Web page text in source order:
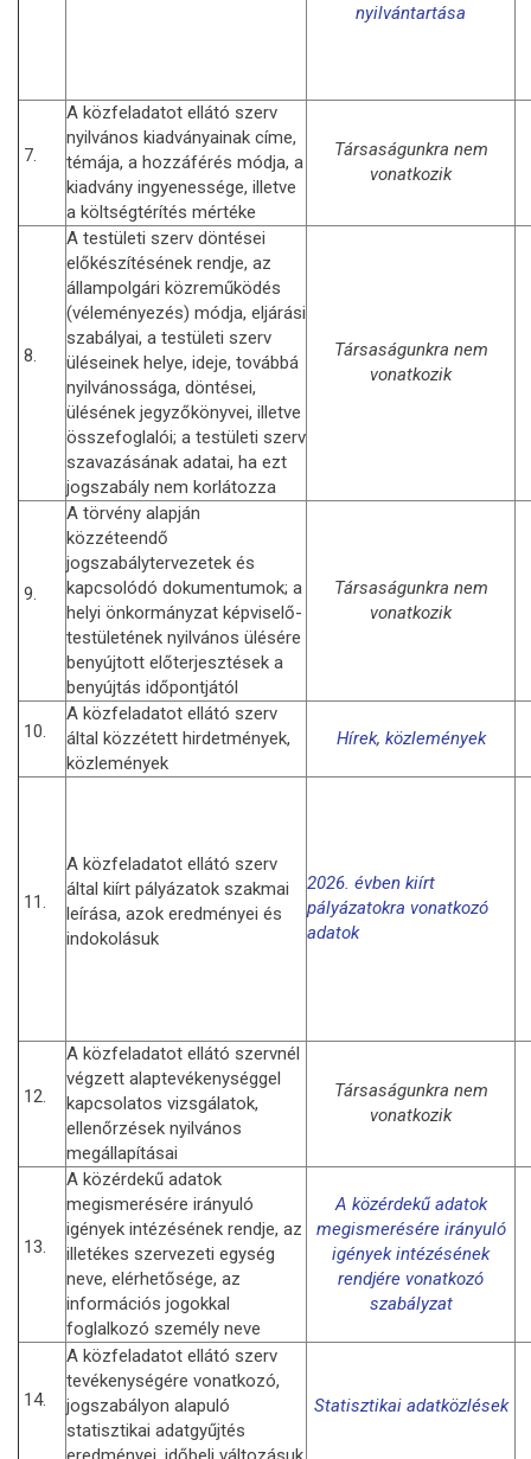
nyilvántartása
7.
A közfeladatot ellátó szerv
nyilvános kiadványainak címe,
témája, a hozzáférés módja, a
kiadvány ingyenessége, illetve
a költségtérítés mértéke
Társaságunkra nem
vonatkozik
8.
A testületi szerv döntései
előkészítésének rendje, az
állampolgári közreműködés
(véleményezés) módja, eljárási
szabályai, a testületi szerv
üléseinek helye, ideje, továbbá
nyilvánossága, döntései,
ülésének jegyzőkönyvei, illetve
összefoglalói; a testületi szerv
szavazásának adatai, ha ezt
jogszabály nem korlátozza
Társaságunkra nem
vonatkozik
9.
A törvény alapján
közzéteendő
jogszabálytervezetek és
kapcsolódó dokumentumok; a
helyi önkormányzat képviselő-
testületének nyilvános ülésére
benyújtott előterjesztések a
benyújtás időpontjától
Társaságunkra nem
vonatkozik
10.
A közfeladatot ellátó szerv
által közzétett hirdetmények,
közlemények
Hírek, közlemények
11.
A közfeladatot ellátó szerv
által kiírt pályázatok szakmai
leírása, azok eredményei és
indokolásuk
2026. évben kiírt
pályázatokra vonatkozó
adatok
12.
A közfeladatot ellátó szervnél
végzett alaptevékenységgel
kapcsolatos vizsgálatok,
ellenőrzések nyilvános
megállapításai
Társaságunkra nem
vonatkozik
13.
A közérdekű adatok
megismerésére irányuló
igények intézésének rendje, az
illetékes szervezeti egység
neve, elérhetősége, az
információs jogokkal
foglalkozó személy neve
A közérdekű adatok
megismerésére irányuló
igények intézésének
rendjére vonatkozó
szabályzat
14.
A közfeladatot ellátó szerv
tevékenységére vonatkozó,
jogszabályon alapuló
statisztikai adatgyűjtés
Statisztikai adatközlések